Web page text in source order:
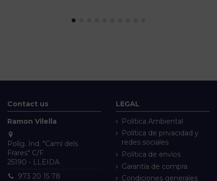
Contact us
Ramon Vilella
Políg. Ind. "Camí dels
Frares" C/F
25190 - LLEIDA
973 20 15 78
LEGAL
Política Ambiental
Política de privacidad y
redes sociales
Política de envíos
Garantía de compra
Condiciones generales